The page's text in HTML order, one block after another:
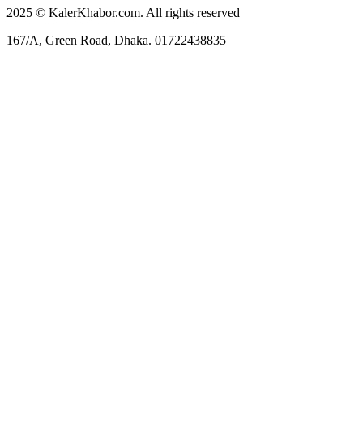
2025 © KalerKhabor.com. All rights reserved
167/A, Green Road, Dhaka. 01722438835